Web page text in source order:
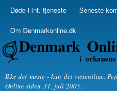
Skip to
Secondary menu
Døde i Int. tjeneste Seneste
Om Denmarkonline.dk
Denmarkonline.dk -
Ikke det meste - kun det væsentlige.
Online siden 31. juli 2005.